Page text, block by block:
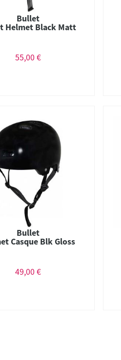
Bullet
Helmet Black Matt
55,00 €
Bullet
Casque Blk Gloss
49,00 €